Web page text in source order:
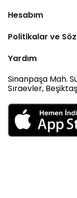
Hesabım
Politikalar ve
Yardım
Sinanpaşa Mah.
Sıraevler,